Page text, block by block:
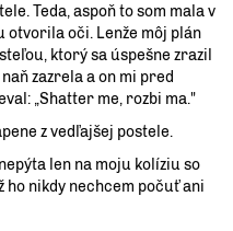
Teda, aspoň to som mala v
otvorila oči. Lenže môj plán
ktorý sa úspešne zrazil
zazrela a on mi pred
„Shatter me, rozbi ma."
z vedľajšej postele.
len na moju kolíziu so
ho nikdy nechcem počuť ani